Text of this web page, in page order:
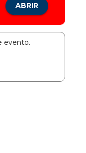
ABRIR
evento.